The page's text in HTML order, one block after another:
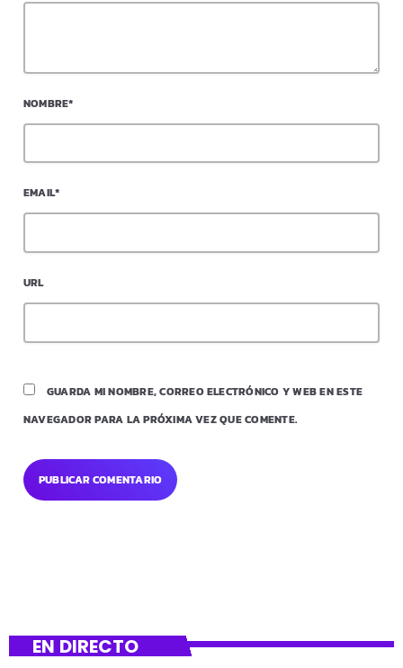
NOMBRE*
EMAIL*
URL
GUARDA MI NOMBRE, CORREO ELECTRÓNICO Y WEB EN ESTE
NAVEGADOR PARA LA PRÓXIMA VEZ QUE COMENTE.
EN DIRECTO